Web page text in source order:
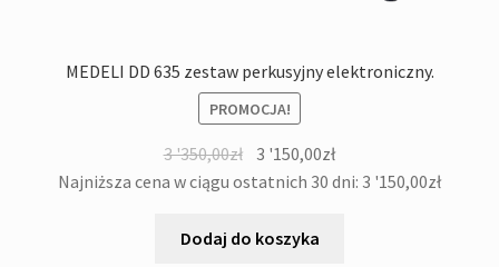
MEDELI DD 635 zestaw perkusyjny elektroniczny.
PROMOCJA!
3 '350,00zł Pierwotna
cena
3
3 '150,00złAktualna
cena
Najniższa cena w ciągu ostatnich 30 dni: 3 '150,00zł
Dodaj do koszyka